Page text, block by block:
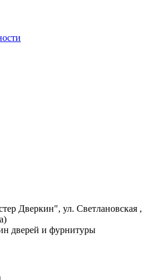
Дверкин", ул. Светлановская ,
дверей и фурнитуры